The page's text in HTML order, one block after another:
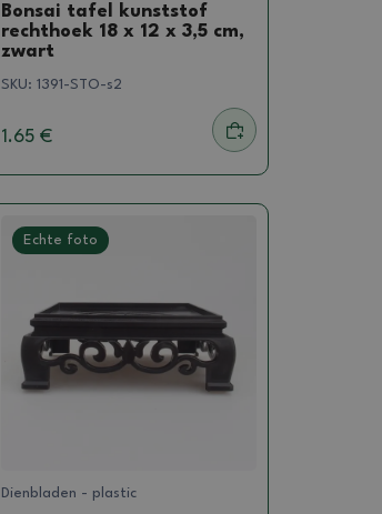
Bonsai tafel kunststof
rechthoek 18 x 12 x 3,5 cm,
zwart
SKU:1391-STO-s2
1.65 €
Echte foto
Dienbladen - plastic